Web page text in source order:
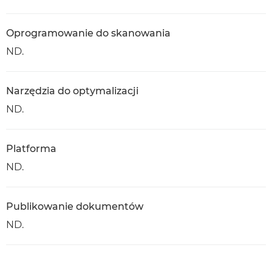
Oprogramowanie do skanowania
ND.
Narzędzia do optymalizacji
ND.
Platforma
ND.
Publikowanie dokumentów
ND.